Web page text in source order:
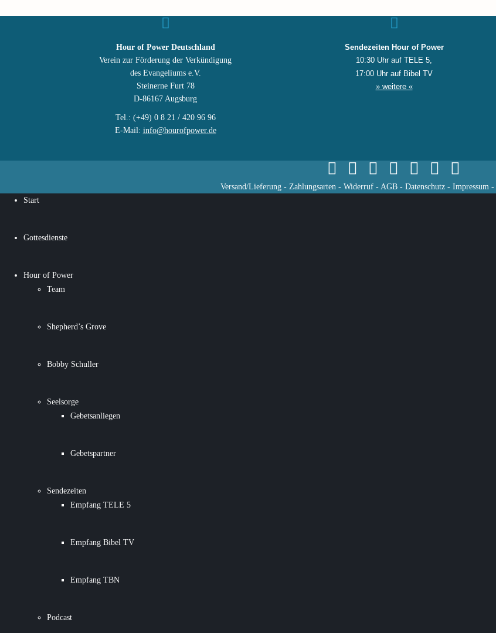
Hour of Power Deutschland
Verein zur Förderung der Verkündigung
des Evangeliums e.V.
Steinerne Furt 78
D-86167 Augsburg
Tel.: (+49) 0 8 21 / 420 96 96
E-Mail: info@hourofpower.de
Sendezeiten Hour of Power
10:30 Uhr auf TELE 5,
17:00 Uhr auf Bibel TV
» weitere «
Versand/Lieferung - Zahlungsarten - Widerruf - AGB - Datenschutz - Impressum -
Start
Gottesdienste
Hour of Power
Team
Shepherd’s Grove
Bobby Schuller
Seelsorge
Gebetsanliegen
Gebetspartner
Sendezeiten
Empfang TELE 5
Empfang Bibel TV
Empfang TBN
Podcast